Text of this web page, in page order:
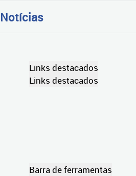
Notícias
Links destacados
Links destacados
Barra de ferramentas